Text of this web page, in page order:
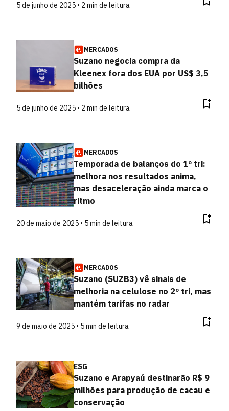
5 de junho de 2025 • 2 min de leitura
MERCADOS
Suzano negocia compra da
Kleenex fora dos EUA por US$ 3,5
bilhões
5 de junho de 2025 • 2 min de leitura
MERCADOS
Temporada de balanços do 1º tri:
melhora nos resultados anima,
mas desaceleração ainda marca o
ritmo
20 de maio de 2025 • 5 min de leitura
MERCADOS
Suzano (SUZB3) vê sinais de
melhoria na celulose no 2º tri, mas
mantém tarifas no radar
9 de maio de 2025 • 5 min de leitura
ESG
Suzano e Arapyaú destinarão R$ 9
milhões para produção de cacau e
conservação